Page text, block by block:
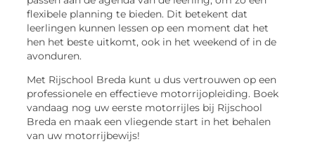
flexibele planning te bieden. Dit betekent dat
leerlingen kunnen lessen op een moment dat het
hen het beste uitkomt, ook in het weekend of in de
avonduren.
Met Rijschool Breda kunt u dus vertrouwen op een
professionele en effectieve motorrijopleiding. Boek
vandaag nog uw eerste motorrijles bij Rijschool
Breda en maak een vliegende start in het behalen
van uw motorrijbewijs!